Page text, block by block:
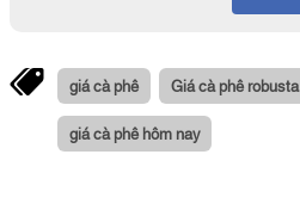
giá cà phê Giá cà phê robusta
giá cà phê hôm nay